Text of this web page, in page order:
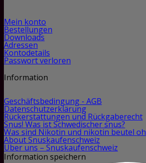
Mein konto
Bestellungen
Downloads
Adressen
Kontodetails
Passwort verloren
Information
Geschäftsbedingung - AGB
Datenschutzerklärung
Rückerstattungen und Rückgaberecht
Snus! Was ist Schwedischer snus?
Was sind Nikotin und nikotin beutel
About Snuskaufenschweiz
Über uns – Snuskaufenschweiz
Information speichern